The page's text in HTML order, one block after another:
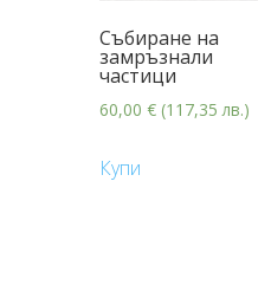
Събиране на
замръзнали
частици
60,00 € (117,35 лв.)
Купи